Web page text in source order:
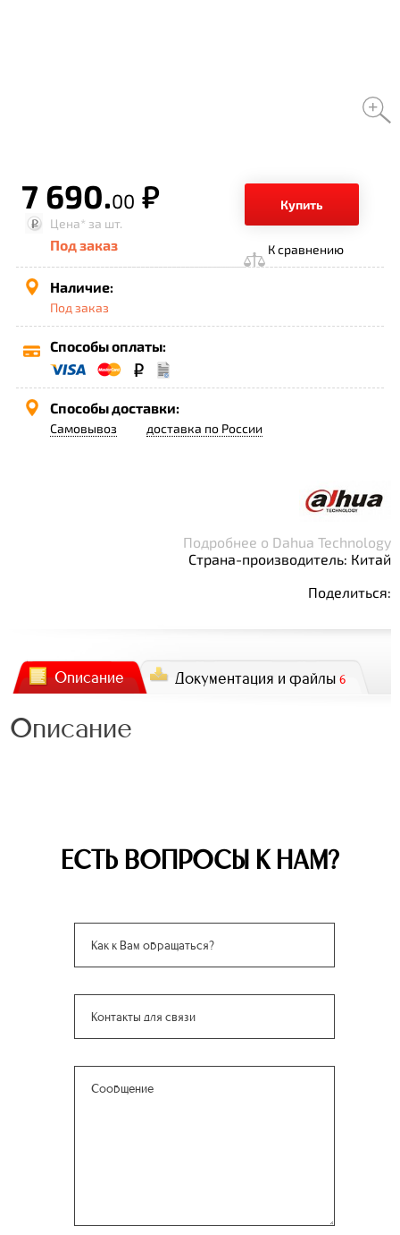
7 690.00 р.
Купить
Цена* за шт.
Под заказ К сравнению
Наличие:
Под заказ
Способы оплаты:
Способы доставки:
Самовывоз доставка по России
Подробнее о Dahua Technology
Страна-производитель: Китай
Поделиться:
Описание Документация и файлы 6
Описание
ЕСТЬ ВОПРОСЫ К НАМ?